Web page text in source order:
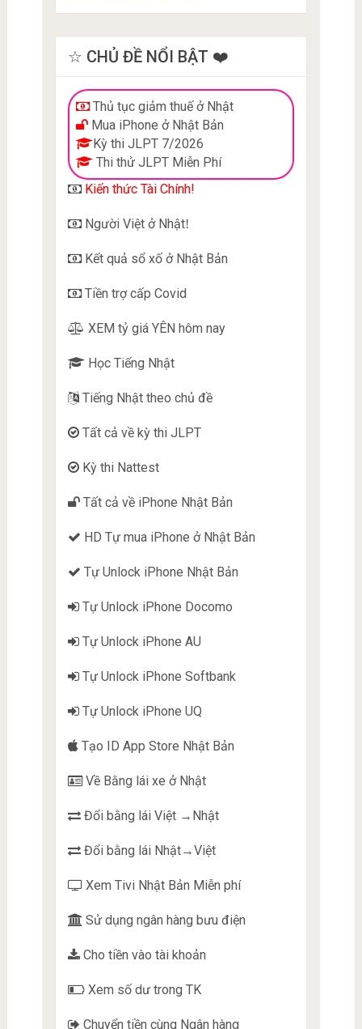
☆ CHỦ ĐỀ NỔI BẬT ❤️
Thủ tục giảm thuế ở Nhật
Mua iPhone ở Nhật Bản
Kỳ thi JLPT 7/2026
Thi thử JLPT Miễn Phí
Kiến thức Tài Chính!
Người Việt ở Nhật!
Kết quả sổ xố ở Nhật Bản
Tiền trợ cấp Covid
XEM tỷ giá YÊN hôm nay
Học Tiếng Nhật
Tiếng Nhật theo chủ đề
Tất cả về kỳ thi JLPT
Kỳ thi Nattest
Tất cả về iPhone Nhật Bản
HD Tự mua iPhone ở Nhật Bản
Tự Unlock iPhone Nhật Bản
Tự Unlock iPhone Docomo
Tự Unlock iPhone AU
Tự Unlock iPhone Softbank
Tự Unlock iPhone UQ
Tạo ID App Store Nhật Bản
Về Bằng lái xe ở Nhật
Đổi bằng lái Việt →Nhật
Đổi bằng lái Nhật→Việt
Xem Tivi Nhật Bản Miễn phí
Sử dụng ngân hàng bưu điện
Cho tiền vào tài khoản
Xem số dư trong TK
Chuyển tiền cùng Ngân hàng